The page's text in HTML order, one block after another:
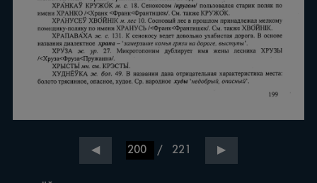
◀ / 221 ▶